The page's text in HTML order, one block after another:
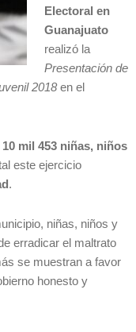
Electoral en
Guanajuato
realizó la
Presentación de
2018en el
10 mil 453 niñas, niños
este ejercicio
.
niñas, niños y
erradicar el maltrato
se muestran a favor
honesto y